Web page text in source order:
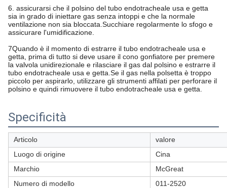
6. assicurarsi che il polsino del tubo endotracheale usa e getta
sia in grado di iniettare gas senza intoppi e che la normale
ventilazione non sia bloccata.Succhiare regolarmente lo sfogo e
assicurare l'umidificazione.
7Quando è il momento di estrarre il tubo endotracheale usa e
getta, prima di tutto si deve usare il cono gonfiatore per premere
la valvola unidirezionale e rilasciare il gas dal polsino e estrarre il
tubo endotracheale usa e getta.Se il gas nella polsetta è troppo
piccolo per aspirarlo, utilizzare gli strumenti affilati per perforare il
polsino e quindi rimuovere il tubo endotracheale usa e getta.
Specificità
Articolo
valore
Luogo di origine
Cina
Marchio
McGreat
Numero di modello
011-2520